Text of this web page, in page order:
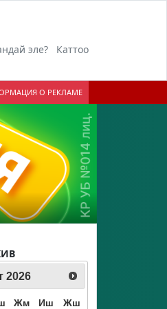
эле? Каттоо
О РЕКЛАМЕ
2026
Жм Иш Жш